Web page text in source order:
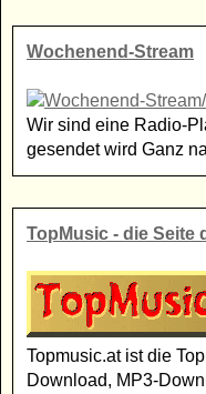
Wochenend-Stream
Wir sind eine Radio-
gesendet wird Ganz
TopMusic - die Seite
Topmusic.at ist die
Download, MP3-